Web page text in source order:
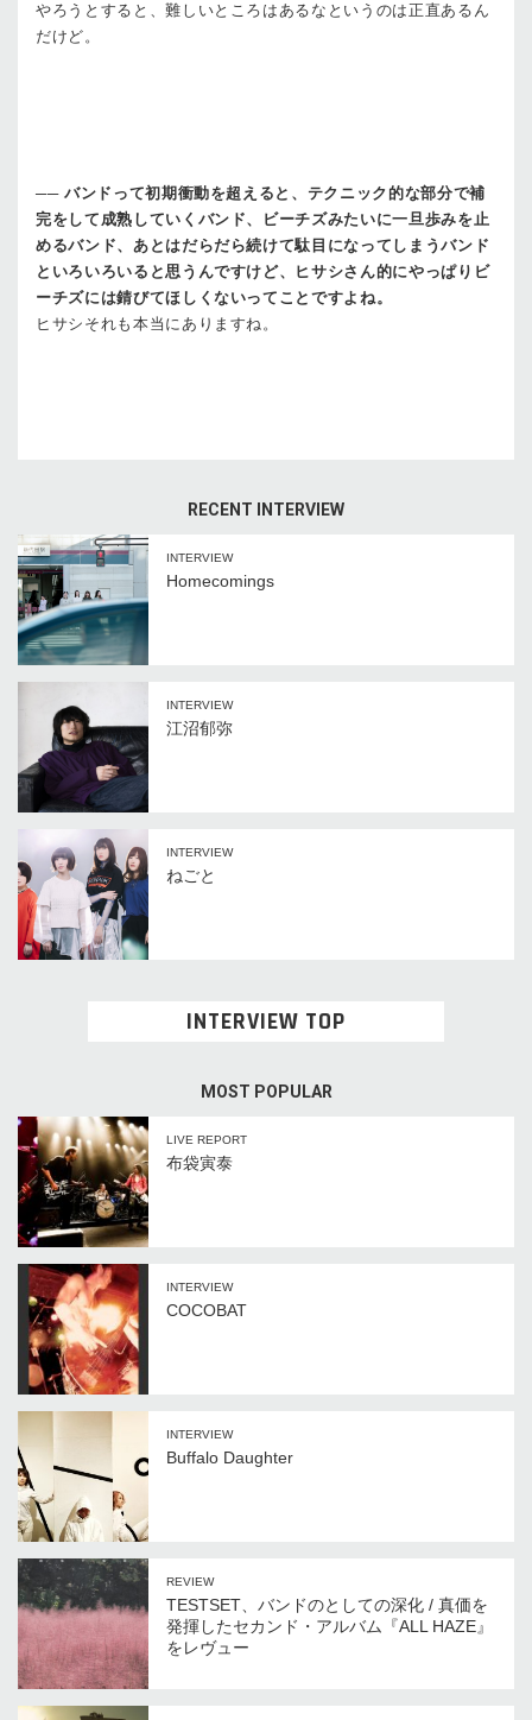
やろうとすると、難しいところはあるなというのは正直あるん
だけど。
── バンドって初期衝動を超えると、テクニック的な部分で補
完をして成熟していくバンド、ビーチズみたいに一旦歩みを止
めるバンド、あとはだらだら続けて駄目になってしまうバンド
といろいろいると思うんですけど、ヒサシさん的にやっぱりビ
ーチズには錆びてほしくないってことですよね。
ヒサシ それも本当にありますね。
RECENT INTERVIEW
INTERVIEW
Homecomings
INTERVIEW
江沼郁弥
INTERVIEW
ねごと
INTERVIEW TOP
MOST POPULAR
LIVE REPORT
布袋寅泰
INTERVIEW
COCOBAT
INTERVIEW
Buffalo Daughter
REVIEW
TESTSET、バンドのとしての深化 / 真価を
発揮したセカンド・アルバム『ALL HAZE』
をレヴュー